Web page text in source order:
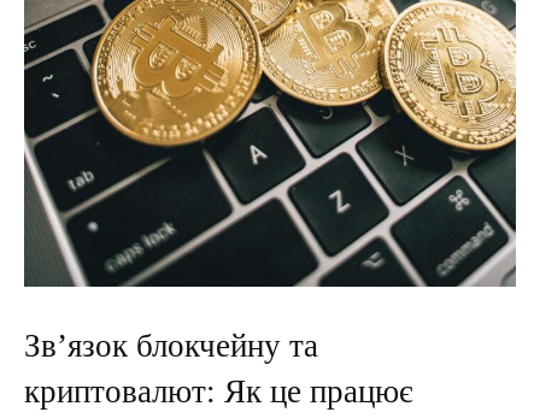
Зв’язок блокчейну та
криптовалют: Як це працює